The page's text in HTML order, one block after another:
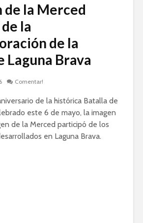
de la Merced
la
de la
Laguna Brava
Comentar!
de la histórica Batalla de
este 6 de mayo, la imagen
de la Merced participó de los
en Laguna Brava.